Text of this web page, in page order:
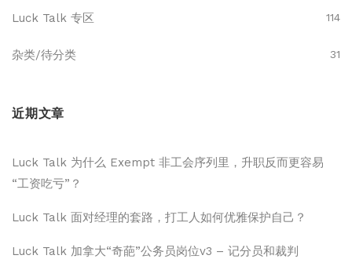
Luck Talk 专区 114
杂类/待分类 31
近期文章
Luck Talk 为什么 Exempt 非工会序列里，升职反而更容易
“工资吃亏”？
Luck Talk 面对经理的套路，打工人如何优雅保护自己？
Luck Talk 加拿大“奇葩”公务员岗位v3 – 记分员和裁判